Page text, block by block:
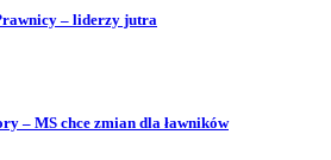
– liderzy jutra
– MS chce zmian dla ławników